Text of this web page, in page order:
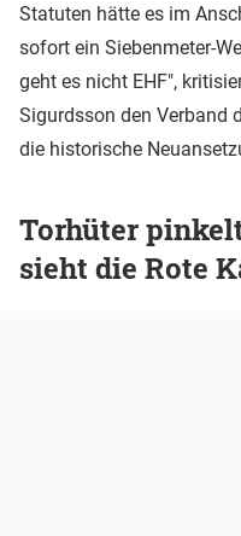
Statuten hätte es im
sofort ein Siebenmeter-
geht es nicht EHF",
Sigurdsson den Verband
die historische
Torhüter
sieht die Rote